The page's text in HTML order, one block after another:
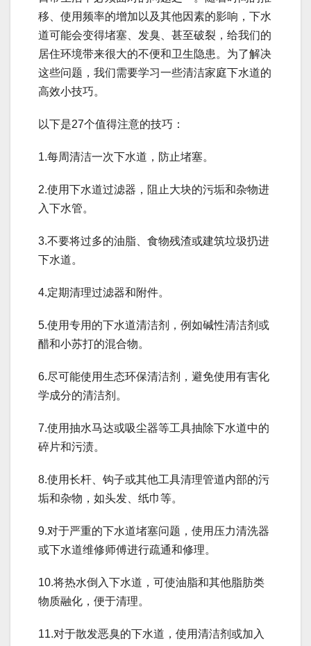
移、使用频率的增加以及其他因素的影响，下水
道可能会变得堵塞、发臭、甚至破裂，给我们的
居住环境带来很大的不便和卫生隐患。为了解决
这些问题，我们需要学习一些清洁家庭下水道的
高效小技巧。
以下是27个值得注意的技巧：
1.每周清洁一次下水道，防止堵塞。
2.使用下水道过滤器，阻止大块的污垢和杂物进
入下水管。
3.不要将过多的油脂、食物残渣或建筑垃圾扔进
下水道。
4.定期清理过滤器和附件。
5.使用专用的下水道清洁剂，例如碱性清洁剂或
醋和小苏打的混合物。
6.尽可能使用生态环保清洁剂，避免使用有害化
学成分的清洁剂。
7.使用抽水马达或吸尘器等工具抽除下水道中的
碎片和污渍。
8.使用长杆、钩子或其他工具清理管道内部的污
垢和杂物，如头发、纸巾等。
9.对于严重的下水道堵塞问题，使用压力清洗器
或下水道维修师傅进行疏通和修理。
10.将热水倒入下水道，可使油脂和其他脂肪类
物质融化，便于清理。
11.对于散发恶臭的下水道，使用清洁剂或加入